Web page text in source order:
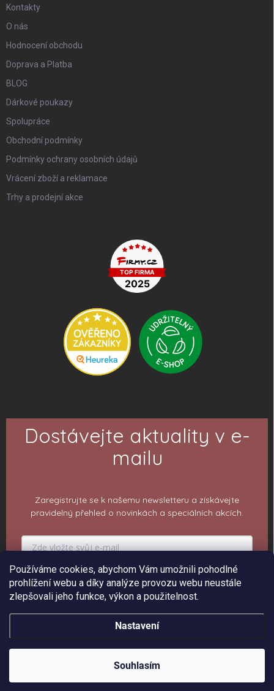
Používáme cookies, abychom Vám umožnili pohodlné
prohlížení webu a díky analýze provozu webu neustále
zlepšovali jeho funkce, výkon a použitelnost.
Nastavení
Souhlasím
Kontakty
O nás
Hodnocení obchodu
Doprava a Platba
BLOG
Dárkové poukazy
Spolupráce
Obchodní podmínky
Podmínky ochrany osobních údajů
Vrácení zboží a reklamace
Trhy a prodejní akce
Dostávejte aktuality v e-
mailu
Zaregistrujte se k našemu newsletteru a získávejte
pravidelný přehled o novinkách a speciálních akcích.
PŘIHLÁSIT K ODBĚRU
Copyright 2026ePiPí - Prodejna radostí. Všechna práva vyhrazena.Upravit
nastavení cookies
Sleva 150 Kč na 1. objednávku ❤️